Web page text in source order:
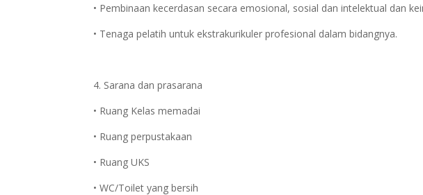
• Pembinaan kecerdasan secara emosional, sosial dan intelektual dan
• Tenaga pelatih untuk ekstrakurikuler profesional dalam bidangnya.
4. Sarana dan prasarana
• Ruang Kelas memadai
• Ruang perpustakaan
• Ruang UKS
• WC/Toilet yang bersih